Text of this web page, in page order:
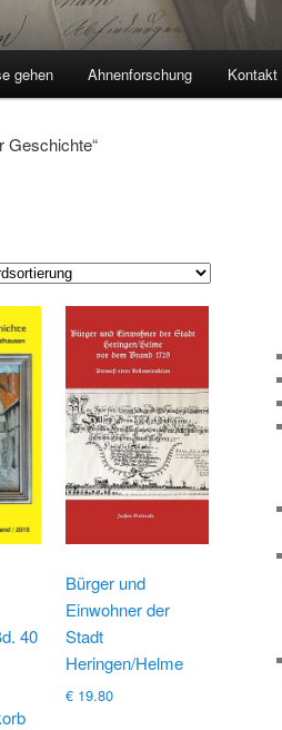
gehen Ahnenforschung Kontakt
Geschichte“
40
Bürger und
Einwohner der
Stadt
Heringen/Helme
€19.80